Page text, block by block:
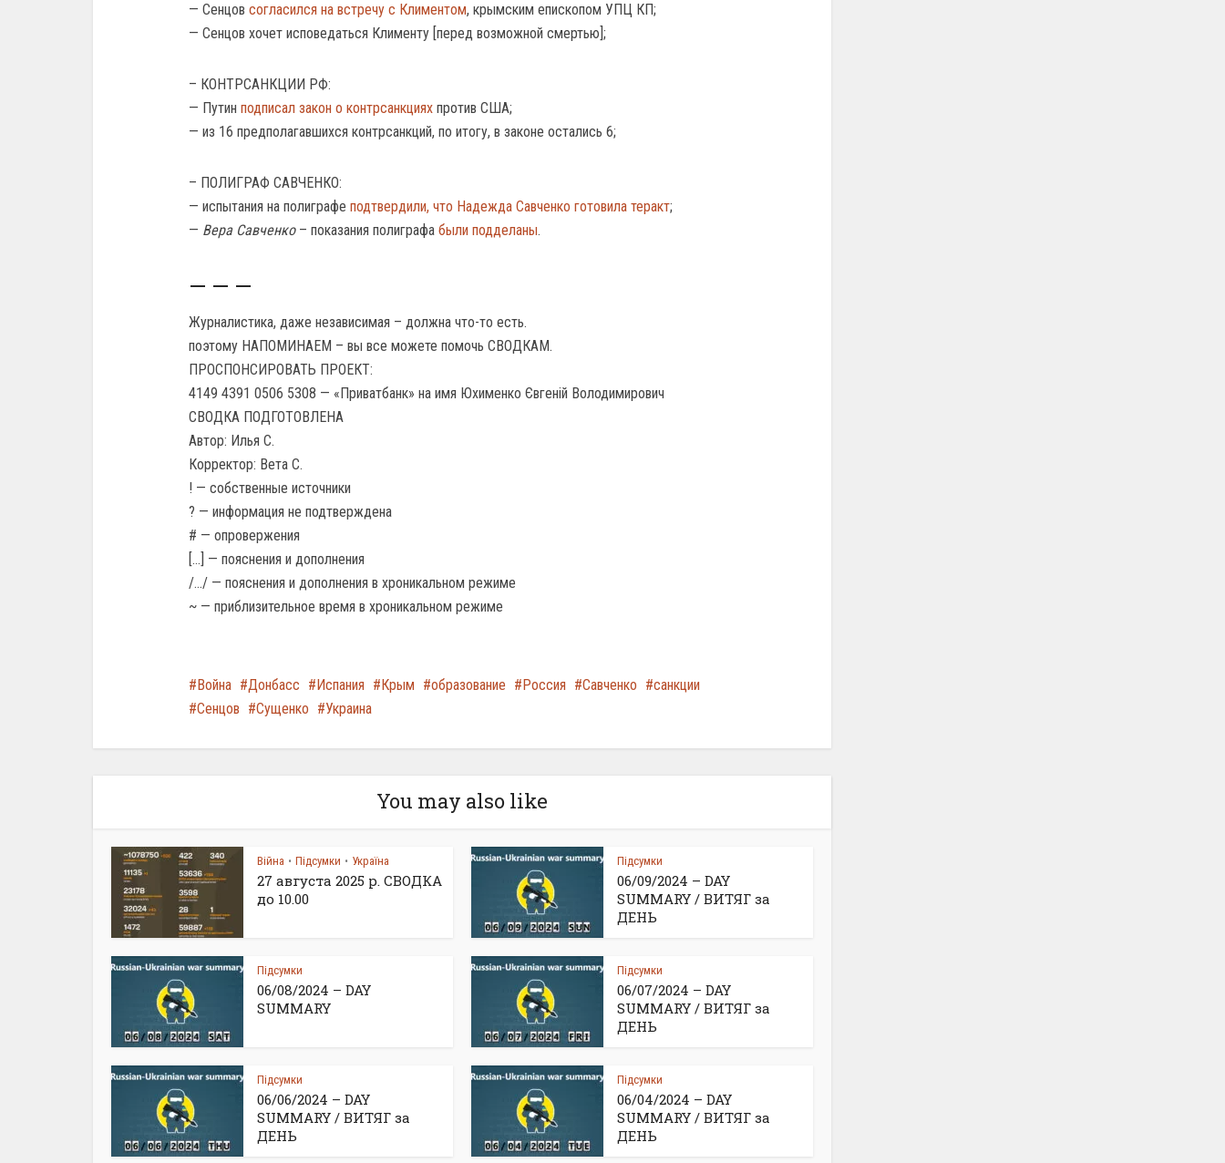
— Сенцов согласился на встречу с Климентом, крымским епископом УПЦ КП;
— Сенцов хочет исповедаться Клименту [перед возможной смертью];
– КОНТРСАНКЦИИ РФ:
— Путин подписал закон о контрсанкциях против США;
— из 16 предполагавшихся контрсанкций, по итогу, в законе остались 6;
– ПОЛИГРАФ САВЧЕНКО:
— испытания на полиграфе подтвердили, что Надежда Савченко готовила теракт;
— Вера Савченко– показания полиграфа были подделаны.
— — —
Журналистика, даже независимая – должна что-то есть.
поэтому НАПОМИНАЕМ – вы все можете помочь СВОДКАМ.
ПРОСПОНСИРОВАТЬ ПРОЕКТ:
4149 4391 0506 5308 — «Приватбанк» на имя Юхименко Євгеній Володимирович
СВОДКА ПОДГОТОВЛЕНА
Автор: Илья С.
Корректор: Вета С.
! — собственные источники
? — информация не подтверждена
# — опровержения
[…] — пояснения и дополнения
/…/ — пояснения и дополнения в хроникальном режиме
~ — приблизительное время в хроникальном режиме
Война Донбасс Испания Крым образование Россия Савченко
санкции
Сенцов
Сущенко Украина
You may also like
Війна • Підсумки • Україна
27 августа 2025 р. СВОДКА
до 10.00
Підсумки
06/09/2024 – DAY
SUMMARY / ВИТЯГ за
ДЕНЬ
Підсумки
06/08/2024 – DAY
SUMMARY
Підсумки
06/07/2024 – DAY
SUMMARY / ВИТЯГ за
ДЕНЬ
Підсумки
06/06/2024 – DAY
SUMMARY / ВИТЯГ за
ДЕНЬ
Підсумки
06/04/2024 – DAY
SUMMARY / ВИТЯГ за
ДЕНЬ